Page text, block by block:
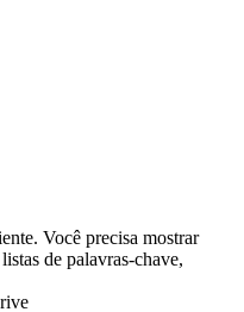
Você precisa mostrar
de palavras-chave,